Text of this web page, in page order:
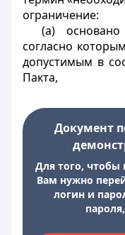
ограничение:
(a)
согласно
допустимым в
Пакта,
Документ
Для того, чтобы
Вам нужно
логин и